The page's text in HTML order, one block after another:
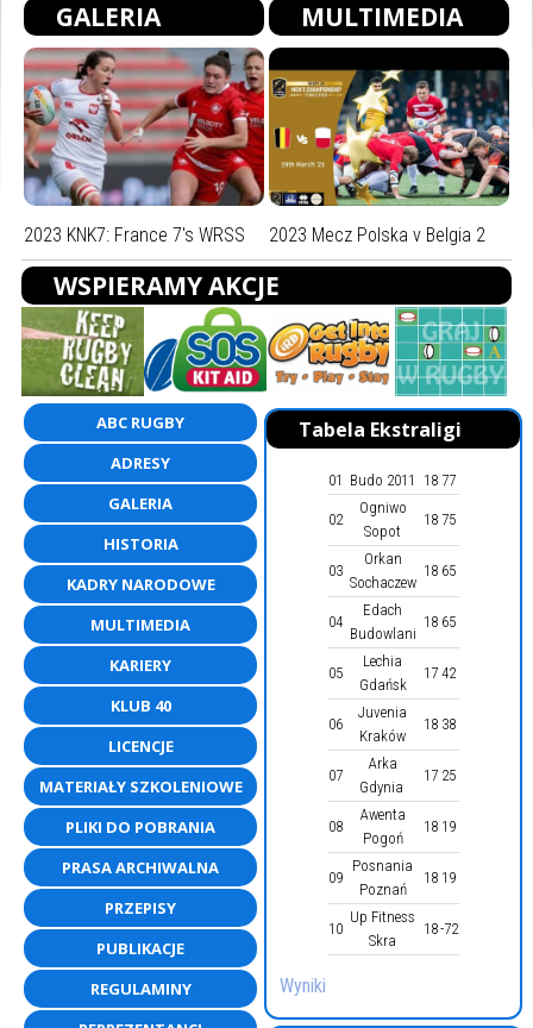
GALERIA
2023 KNK7: France 7's WRSS
MULTIMEDIA
2023 Mecz Polska v Belgia 2
WSPIERAMY AKCJE
Tabela Ekstraligi
01 Budo 2011 18 77
02
Ogniwo
Sopot
18 75
03
Orkan
Sochaczew
18 65
04
Edach
Budowlani
18 65
05
Lechia
Gdańsk
17 42
06
Juvenia
Kraków
18 38
07
Arka
Gdynia
17 25
08
Awenta
Pogoń
18 19
09
Posnania
Poznań
18 19
10
Up Fitness
Skra
18-72
Wyniki
ABC RUGBY
ADRESY
GALERIA
HISTORIA
KADRY NARODOWE
MULTIMEDIA
KARIERY
KLUB 40
LICENCJE
MATERIAŁY SZKOLENIOWE
PLIKI DO POBRANIA
PRASA ARCHIWALNA
PRZEPISY
PUBLIKACJE
REGULAMINY